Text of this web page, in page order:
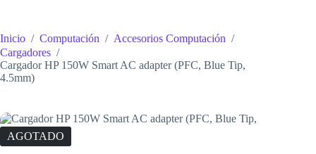
Inicio / Computación / Accesorios Computación /
Cargadores /
Cargador HP 150W Smart AC adapter (PFC, Blue Tip,
4.5mm)
AGOTADO